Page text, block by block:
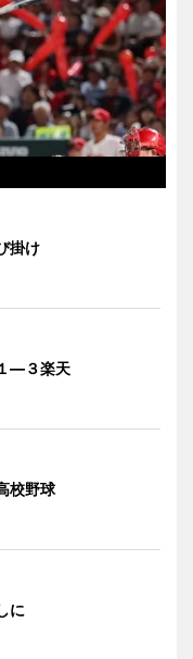
掛け
―３楽天
校野球
に